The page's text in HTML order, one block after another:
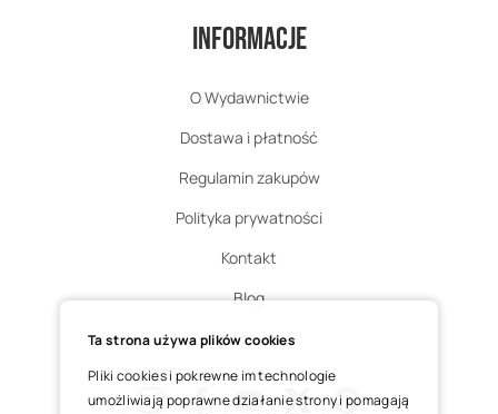
Informacje
O Wydawnictwie
Dostawa i płatność
Regulamin zakupów
Polityka prywatności
Kontakt
Blog
Zgłoś zwrot
Ta strona używa plików cookies
Pliki cookies i pokrewne im technologie
umożliwiają poprawne działanie strony i pomagają